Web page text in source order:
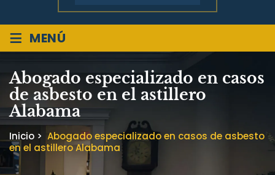
≡ MENÚ
Abogado especializado en casos
de asbesto en el astillero
Alabama
Inicio > Abogado especializado en casos de asbesto
en el astillero Alabama